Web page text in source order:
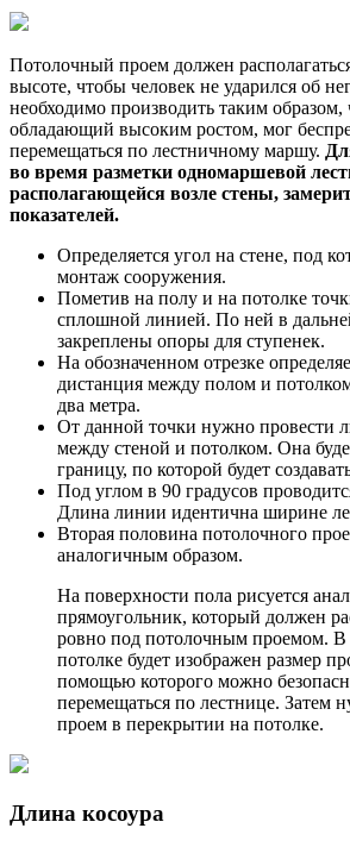
Потолочный проем должен
высоте, чтобы человек не ударился об
необходимо производить таким
обладающий высоким ростом, мог
перемещаться по лестничному маршу.
во время разметки одномаршевой
располагающейся возле стены,
показателей.
Определяется угол на стене, под
монтаж сооружения.
Пометив на полу и на потолке
сплошной линией. По ней в
закреплены опоры для ступенек.
На обозначенном отрезке
дистанция между полом и потолком
два метра.
От данной точки нужно провести
между стеной и потолком. Она
границу, по которой будет
Под углом в 90 градусов
Длина линии идентична ширине
Вторая половина потолочного
аналогичным образом.
На поверхности пола рисуется
прямоугольник, который должен
ровно под потолочным проемом. В
потолке будет изображен размер
помощью которого можно
перемещаться по лестнице. Затем
проем в перекрытии на потолке.
Длина косоура